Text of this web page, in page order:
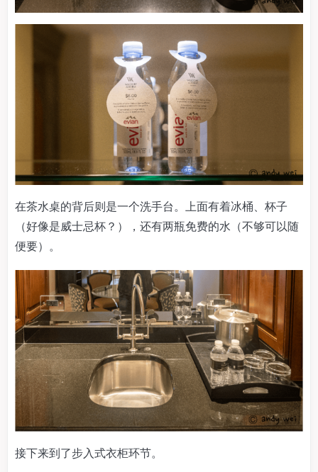
在茶水桌的背后则是一个洗手台。上面有着冰桶、杯子
（好像是威士忌杯？），还有两瓶免费的水（不够可以随
便要）。
接下来到了步入式衣柜环节。